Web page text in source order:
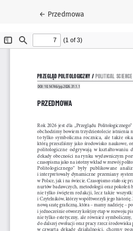
← Wróć do szczegółów
Przedmowa